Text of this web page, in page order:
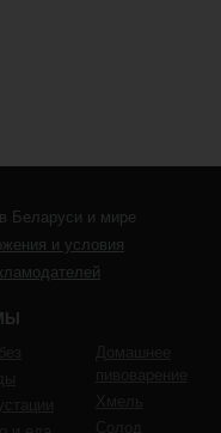
Беларуси и мире
и условия